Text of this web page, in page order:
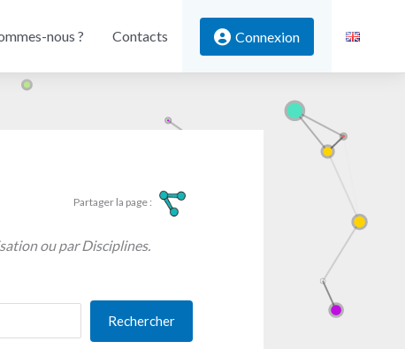
nous ? Contacts Connexion
ou par Disciplines.